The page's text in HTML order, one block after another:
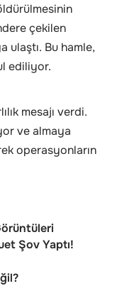
çekilen
ulaştı. Bu hamle,
ediliyor.
mesajı verdi.
ve almaya
operasyonların
Şov Yaptı!